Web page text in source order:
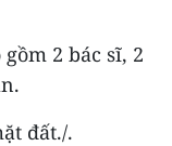
2 bác sĩ, 2
đất./.